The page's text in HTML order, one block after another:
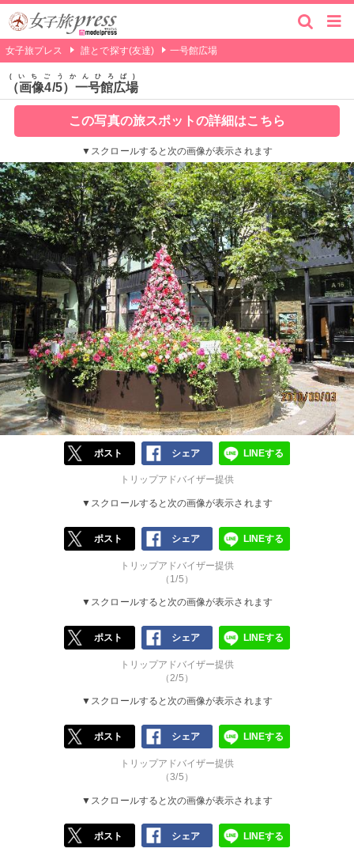
女子旅プレス 誰とで探す(友達) 一号館広場
（画像4/5）一号館広場
いちごうかんひろば
この写真の旅スポットの詳細はこちら
▼スクロールすると次の画像が表示されます
ポスト シェア LINEする
トリップアドバイザー提供
▼スクロールすると次の画像が表示されます
ポスト シェア LINEする
トリップアドバイザー提供
（1/5）
▼スクロールすると次の画像が表示されます
ポスト シェア LINEする
トリップアドバイザー提供
（2/5）
▼スクロールすると次の画像が表示されます
ポスト シェア LINEする
トリップアドバイザー提供
（3/5）
▼スクロールすると次の画像が表示されます
ポスト シェア LINEする